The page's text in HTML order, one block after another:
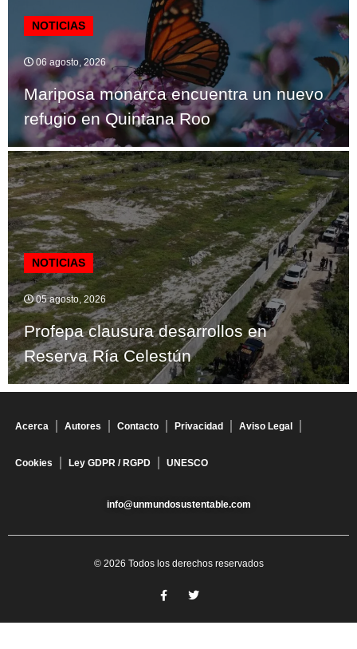
NOTICIAS
06 agosto, 2026
Mariposa monarca encuentra un nuevo
refugio en Quintana Roo
NOTICIAS
05 agosto, 2026
Profepa clausura desarrollos en
Reserva Ría Celestún
Acerca Autores Contacto Privacidad Aviso Legal
Cookies Ley GDPR / RGPD UNESCO
info@unmundosustentable.com
© 2026 Todos los derechos reservados